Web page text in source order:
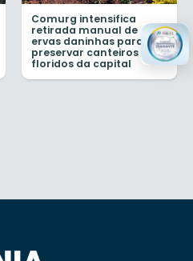
Comurg intensifica
retirada manual de
ervas daninhas para
preservar canteiros de
floridos da capital